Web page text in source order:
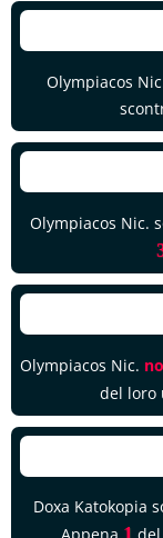
Olympiacos Nic.
del loro
Doxa Katokopia
1